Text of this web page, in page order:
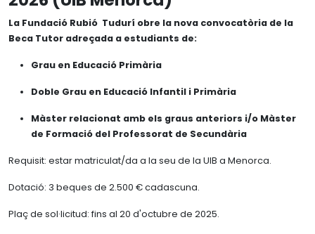
Memòries
Biografia
Trajectòria
Reconeixements
Família Rubió Tudurí
Viatges
BIBLIOTECA
Instal·lacions i serveis
Reservar sala
La Fundació Rubió Tudurí obre la nova convocatòria de la
Beca Tutor adreçada a estudiants de:
Grau en Educació Primària
Doble Grau en Educació Infantil i Primària
Màster relacionat amb els graus anteriors i/o Màster
de Formació del Professorat de Secundària
Requisit: estar matriculat/da a la seu de la UIB a Menorca.
Dotació: 3 beques de 2.500 € cadascuna.
Plaç de sol·licitud: fins al 20 d'octubre de 2025.